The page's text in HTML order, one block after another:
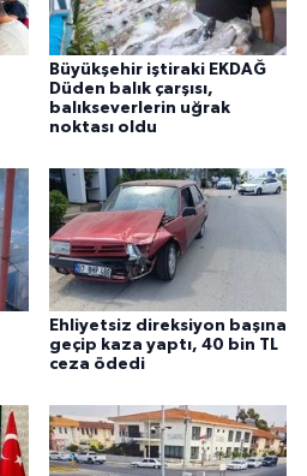
Büyükşehir iştiraki EKDAĞ
Düden balık çarşısı,
balıkseverlerin uğrak
noktası oldu
Ehliyetsiz direksiyon başına
geçip kaza yaptı, 40 bin TL
ceza ödedi